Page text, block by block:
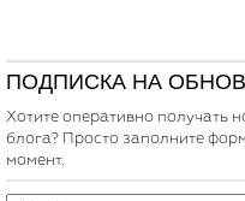
ПОДПИСКА НА
Хотите оперативно получать
блога? Просто заполните
момент.